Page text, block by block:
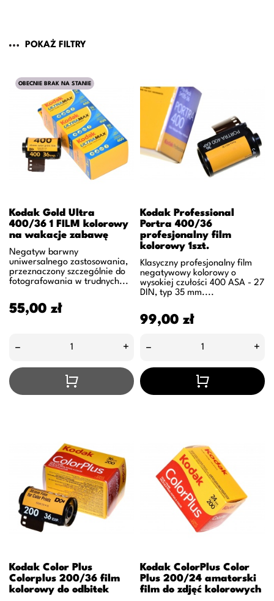
POKAŻ FILTRY
OBECNIE BRAK NA STANIE
Kodak Gold Ultra
400/36 1 FILM kolorowy
na wakacje zabawę
Negatyw barwny
uniwersalnego zastosowania,
przeznaczony szczególnie do
fotografowania w trudnych...
Cena
55,00 zł
– +
Kodak Professional
Portra 400/36
profesjonalny film
kolorowy 1szt.
Klasyczny profesjonalny film
negatywowy kolorowy o
wysokiej czułości 400 ASA - 27
DIN, typ 35 mm....
Cena
99,00 zł
– +
Kodak Color Plus
Colorplus 200/36 film
kolorowy do odbitek
Kodak ColorPlus Color
Plus 200/24 amatorski
film do zdjęć kolorowych